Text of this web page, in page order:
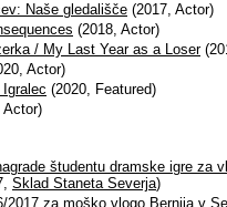
Naše gledališče (2017, Actor)
(2018, Actor)
/ My Last Year as a Loser
Actor)
(2020, Featured)
študentu dramske igre za
Sklad Staneta Severja)
2017 za moško vlogo Bernija v